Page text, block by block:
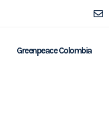
Greenpeace Colombia